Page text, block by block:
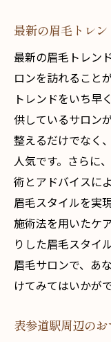
最新の眉毛トレ
最新の眉毛トレン
ロンを訪れること
トレンドをいち早
供しているサロン
整えるだけでなく
人気です。さらに
術とアドバイスに
眉毛スタイルを実
施術法を用いたケ
りした眉毛スタイ
眉毛サロンで、あ
けてみてはいかが
表参道駅周辺の